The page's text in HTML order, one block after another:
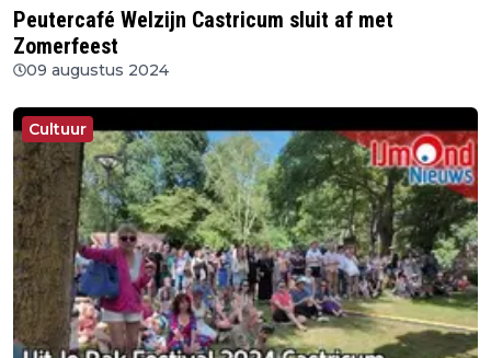
Peutercafé Welzijn Castricum sluit af met
Zomerfeest
09 augustus 2024
Cultuur